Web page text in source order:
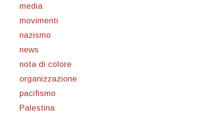
media
movimenti
nazismo
news
nota di colore
organizzazione
pacifismo
Palestina